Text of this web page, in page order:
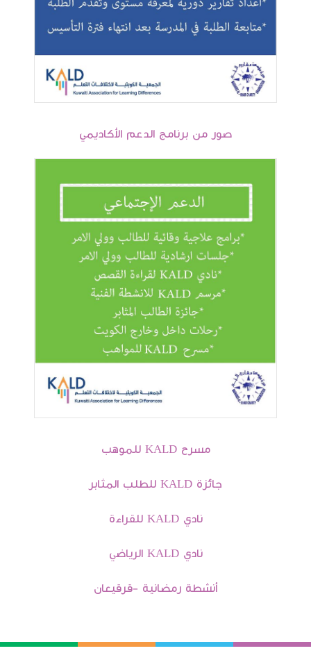
صور من برنامج الدعم الأكاديمي
مسرح KALD للموهب
جائزة KALD للطلب المثابر
نادي KALD للقراءة
نادي KALD الرياضي
أنشطة رمضانية -قرقيعان